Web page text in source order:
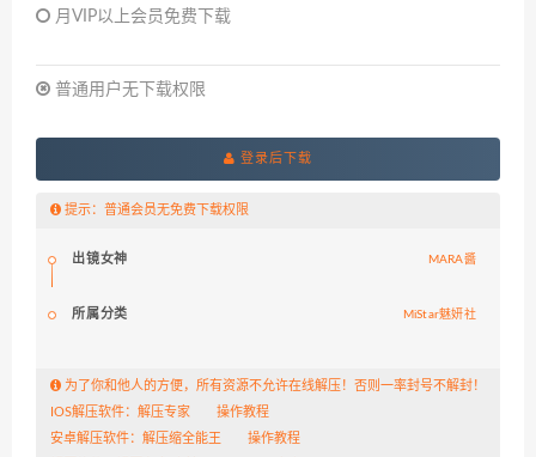
月VIP以上会员免费下载
普通用户无下载权限
登录后下载
提示：普通会员无免费下载权限
出镜女神 MARA醬
所属分类 MiStar魅妍社
为了你和他人的方便，所有资源不允许在线解压！否则一率封号不解封！
IOS解压软件： 解压专家
操作教程
安卓解压软件： 解压缩全能王
操作教程